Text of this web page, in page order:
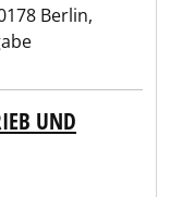
Berlin,
UND